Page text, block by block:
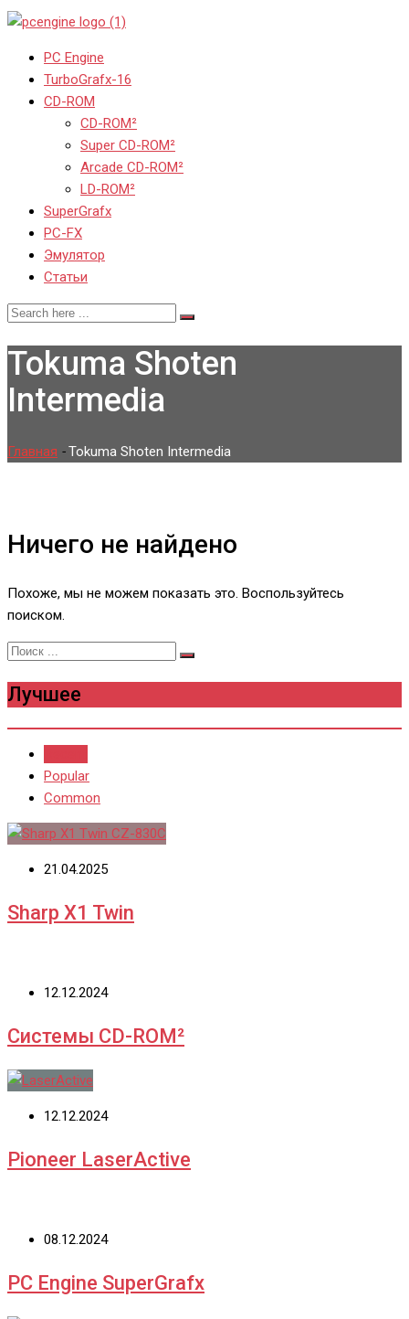
PC Engine
TurboGrafx-16
CD-ROM
CD-ROM²
Super CD-ROM²
Arcade CD-ROM²
LD-ROM²
SuperGrafx
PC-FX
Эмулятор
Статьи
Tokuma Shoten
Intermedia
Главная -Tokuma Shoten Intermedia
Ничего не найдено
Похоже, мы не можем показать это. Воспользуйтесь
поиском.
Лучшее
Popular
Common
21.04.2025
Sharp X1 Twin
12.12.2024
Системы CD-ROM²
12.12.2024
Pioneer LaserActive
08.12.2024
PC Engine SuperGrafx